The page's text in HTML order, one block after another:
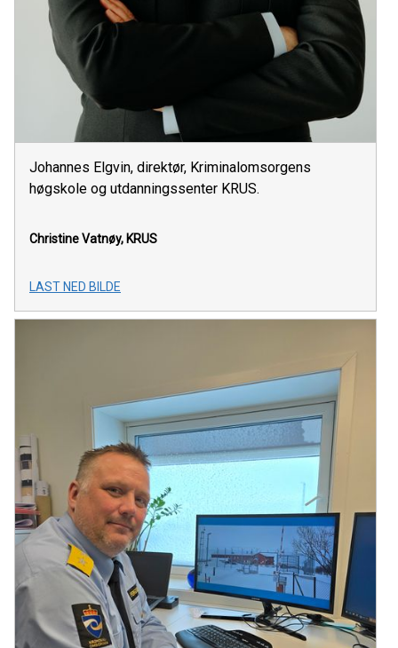
Johannes Elgvin, direktør, Kriminalomsorgens
høgskole og utdanningssenter KRUS.
Christine Vatnøy, KRUS
LAST NED BILDE